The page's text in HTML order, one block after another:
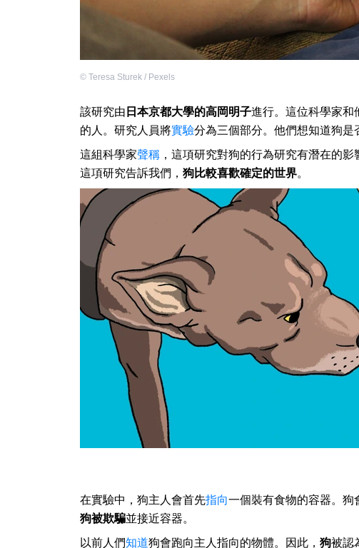
© Teresa Sturek / Pexels
該研究由 日本京都大學的高岡明子進行。這位科學家和
的人。研究人員將實驗分為三個部分。他們想知道狗是
這組科學家聲稱 ，這項研究對狗的行為研究有潛在的
這項研究告訴我們， 狗比較喜歡確定的世界。
在實驗中，狗主人會首先指向一個裝有食物的容器。狗
狗被欺騙並接近容器。
以前人們知道狗會跑向主人指向的物體。因此， 狗被認